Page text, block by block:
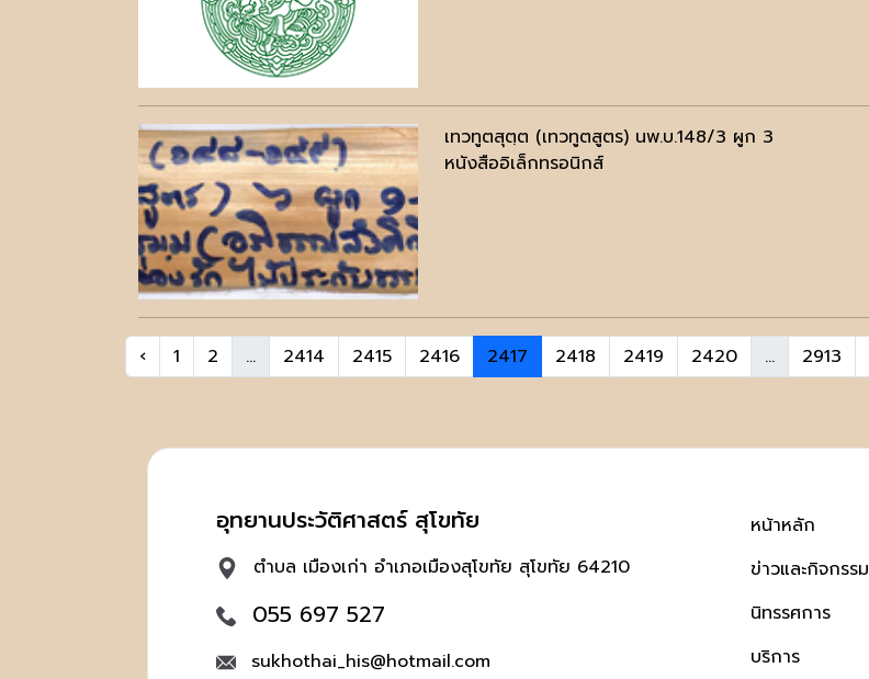
เทวทูตสุตฺต (เทวทูตสูตร) นพ.บ.148/3 ผูก 3
หนังสืออิเล็กทรอนิกส์
‹ 1 2 ... 2414 2415 2416 2417 2418 2419 2420 ... 2913
อุทยานประวัติศาสตร์ สุโขทัย
ตำบล เมืองเก่า อำเภอเมืองสุโขทัย สุโขทัย 64210
055 697 527
sukhothai_his@hotmail.com
หน้าหลัก
ข่าวและกิจกรรม
นิทรรศการ
บริการ